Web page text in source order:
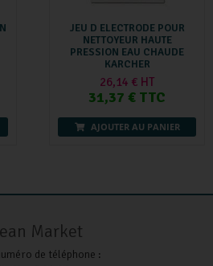
JEU D ELECTRODE POUR
NETTOYEUR HAUTE
PRESSION EAU CHAUDE
KARCHER
26,14 € HT
31,37 € TTC
AJOUTER AU PANIER
Market
de téléphone :